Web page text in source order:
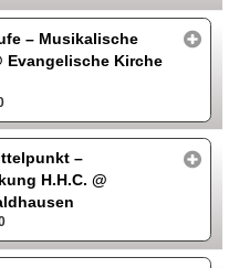
– Musikalische
Evangelische Kirche
–
H.H.C.@